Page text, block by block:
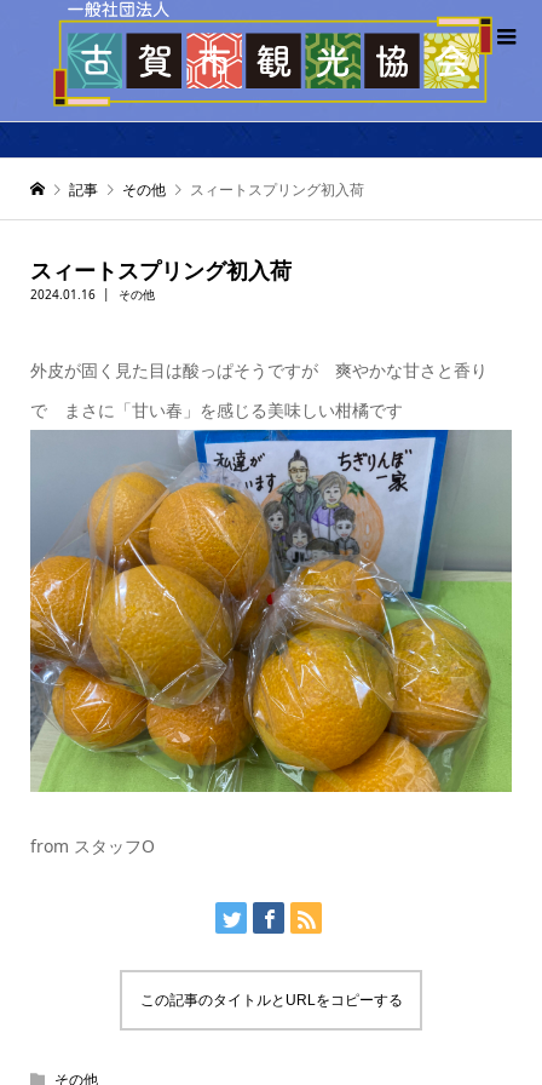
記事 その他 スィートスプリング初入荷
スィートスプリング初入荷
2024.01.16 その他
外皮が固く見た目は酸っぱそうですが 爽やかな甘さと香り
で まさに「甘い春」を感じる美味しい柑橘です
from スタッフO
この記事のタイトルとURLをコピーする
その他